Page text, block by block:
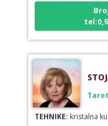
TEHNIKE:kristalna